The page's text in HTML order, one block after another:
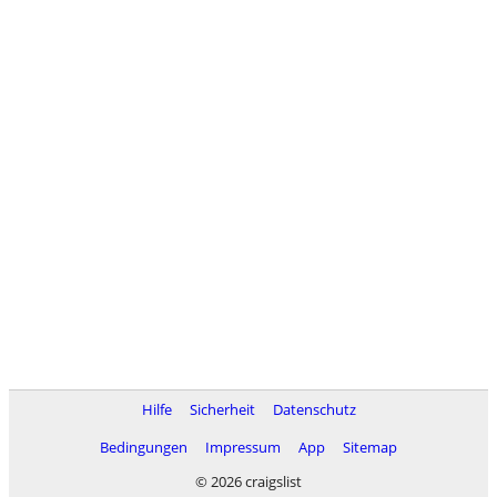
Hilfe Sicherheit
Datenschutz
Bedingungen
Impressum App
Sitemap
© 2026 craigslist